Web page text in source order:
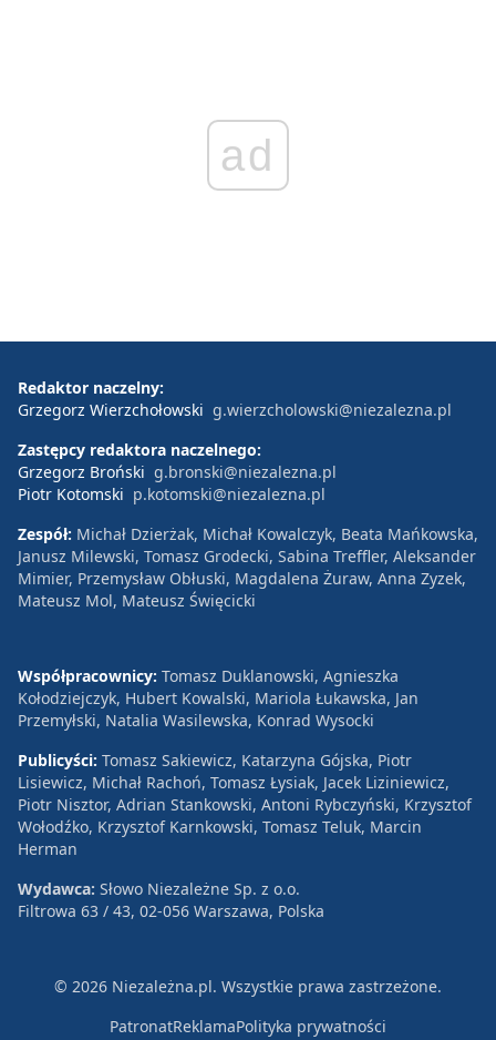
ad
Redaktor naczelny:
Grzegorz Wierzchołowski g.wierzcholowski@niezalezna.pl
Zastępcy redaktora naczelnego:
Grzegorz Broński g.bronski@niezalezna.pl
Piotr Kotomski p.kotomski@niezalezna.pl
Zespół: Michał Dzierżak, Michał Kowalczyk, Beata Mańkowska,
Janusz Milewski, Tomasz Grodecki, Sabina Treffler, Aleksander
Mimier, Przemysław Obłuski, Magdalena Żuraw, Anna Zyzek,
Mateusz Mol, Mateusz Święcicki
Współpracownicy: Tomasz Duklanowski, Agnieszka
Kołodziejczyk, Hubert Kowalski, Mariola Łukawska, Jan
Przemyłski, Natalia Wasilewska, Konrad Wysocki
Publicyści: Tomasz Sakiewicz, Katarzyna Gójska, Piotr
Lisiewicz, Michał Rachoń, Tomasz Łysiak, Jacek Liziniewicz,
Piotr Nisztor, Adrian Stankowski, Antoni Rybczyński, Krzysztof
Wołodźko, Krzysztof Karnkowski, Tomasz Teluk, Marcin
Herman
Wydawca: Słowo Niezależne Sp. z o.o.
Filtrowa 63 / 43, 02-056 Warszawa, Polska
© 2026 Niezależna.pl. Wszystkie prawa zastrzeżone.
PatronatReklamaPolityka prywatności